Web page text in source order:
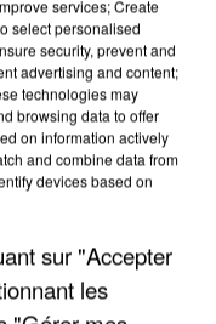
MAFIA
services; Create
select personalised
security, prevent and
advertising and content;
technologies may
browsing data to offer
on information actively
and combine data from
devices based on
sur "Accepter
les